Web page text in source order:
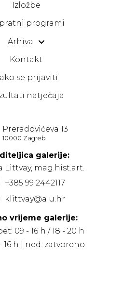
Izložbe
programi
Arhiva
Kontakt
se prijaviti
natječaja
Preradovićeva 13
10000 Zagreb
galerije:
Littvay, mag.hist.art.
+385 99 2442117
klittvay@alu.hr
vrijeme galerije:
09 - 16 h / 18 - 20 h
- 16 h | ned: zatvoreno